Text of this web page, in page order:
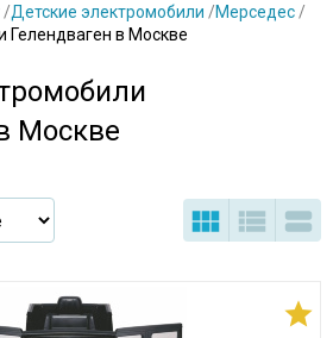
/Детские электромобили /Мерседес /
Гелендваген в Москве
Москве
  
